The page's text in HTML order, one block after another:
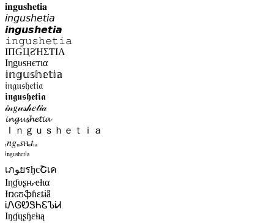
𝐢𝐧𝐠𝐮𝐬𝐡𝐞𝐭𝐢𝐚
𝘪𝘯𝘨𝘶𝘴𝘩𝘦𝘵𝘪𝘢
𝙞𝙣𝙜𝙪𝙨𝙝𝙚𝙩𝙞𝙖
𝚒𝚗𝚐𝚞𝚜𝚑𝚎𝚝𝚒𝚊
IПGЦƧΉΣƬIΛ
Ιηgυѕнєтια
𝕚𝕟𝕘𝕦𝕤𝕙𝕖𝕥𝕚𝕒
𝔦𝔫𝔤𝔲𝔰𝔥𝔢𝔱𝔦𝔞
𝖎𝖓𝖌𝖚𝖘𝖍𝖊𝖙𝖎𝖆
𝒾𝓃𝑔𝓊𝓈𝒽𝑒𝓉𝒾𝒶
𝓲𝓷𝓰𝓾𝓼𝓱𝓮𝓽𝓲𝓪
Ｉｎｇｕｓｈｅｔｉａ
ᵢ𝑛𝑔ᵤ𝑠ⲏₑ𝑡ᵢₐ
ⁱⁿᵍᵘˢʰᵉᵗⁱᵃ
เภﻮยรђєՇเค
Ιɳɠυʂԋҽƚια
Ɨռɢʊֆɦɛȶɨǟ
ᎥᏁᎶᏬᏕᏂᏋᏖᎥᏗ
Iŋɠųʂɧɛɬıą